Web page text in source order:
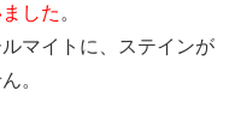
した 。
マイトに、ステインが
。